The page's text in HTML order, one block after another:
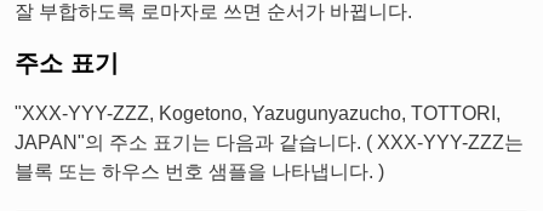
잘 부합하도록 로마자로 쓰면 순서가 바뀝니다.
주소 표기
"XXX-YYY-ZZZ, Kogetono, Yazugunyazucho, TOTTORI,
JAPAN"의 주소 표기는 다음과 같습니다. ( XXX-YYY-ZZZ는
블록 또는 하우스 번호 샘플을 나타냅니다. )